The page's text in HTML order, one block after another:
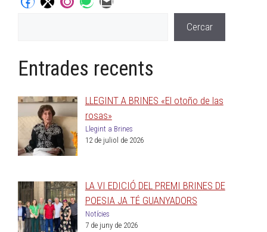
Cercar
Entrades recents
LLEGINT A BRINES «El otoño de las
rosas»
Llegint a Brines
12 de juliol de 2026
LA VI EDICIÓ DEL PREMI BRINES DE
POESIA JA TÉ GUANYADORS
Notícies
7 de juny de 2026